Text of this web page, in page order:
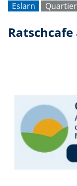
Eslarn
Ratschcafe